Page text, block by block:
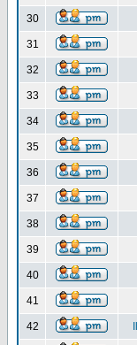
30
31
32
33
34
35
36
37
38
39
40
41
42